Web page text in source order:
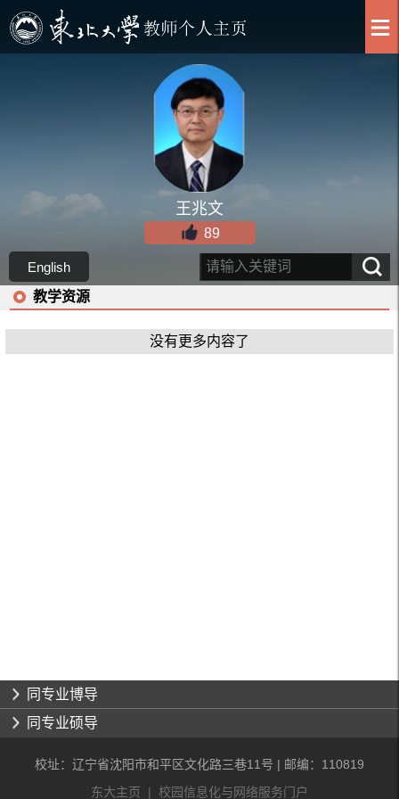
王兆文
89
English
教学资源
没有更多内容了
同专业博导
同专业硕导
校址：辽宁省沈阳市和平区文化路三巷11号 | 邮编：110819
东大主页 | 校园信息化与网络服务门户